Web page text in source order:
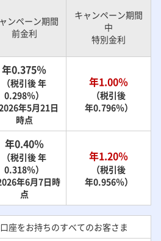
ンペーン期間
前金利
キャンペーン期間
中
特別金利
年0.375％
（税引後 年
0.298％）
年5月21日
時点
年1.00％
（税引後
年0.796％）
年0.40％
（税引後 年
0.318％）
年6月7日時
点
年1.20％
（税引後
年0.956％）
座をお持ちのすべてのお客さま